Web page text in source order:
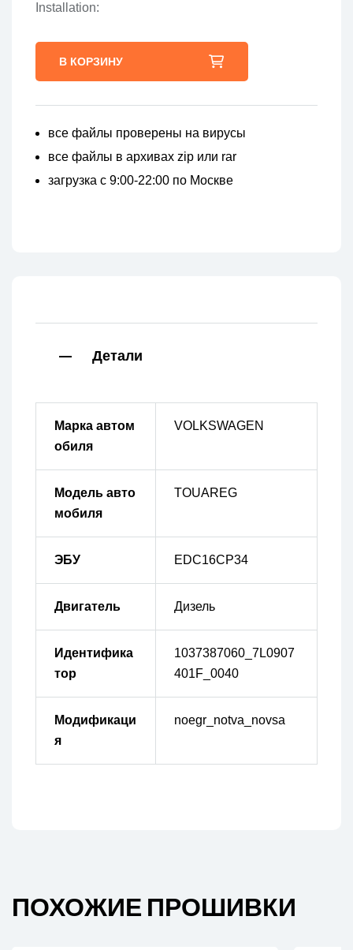
Installation:
В КОРЗИНУ
все файлы проверены на вирусы
все файлы в архивах zip или rar
загрузка с 9:00-22:00 по Москве
Детали
Марка автом
обиля
VOLKSWAGEN
Модель авто
мобиля
TOUAREG
ЭБУ EDC16CP34
Двигатель Дизель
Идентифика
тор
1037387060_7L0907
401F_0040
Модификаци
я
noegr_notva_novsa
ПОХОЖИЕ ПРОШИВКИ